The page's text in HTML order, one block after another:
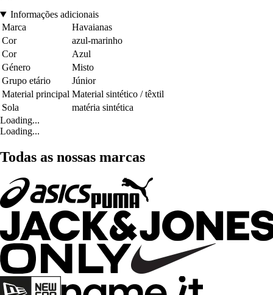
Informações adicionais
Marca
Havaianas
Cor
azul-marinho
Cor
Azul
Género
Misto
Grupo etário
Júnior
Material principal Material sintético / têxtil
Sola
matéria sintética
Loading...
Loading...
Todas as nossas marcas